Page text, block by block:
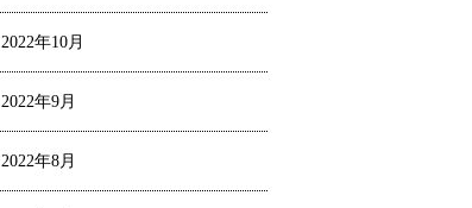
2022年10月
2022年9月
2022年8月